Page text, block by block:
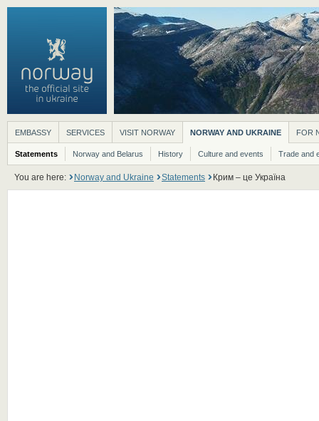
EMBASSY SERVICES VISIT NORWAY NORWAY AND UKRAINE FOR
Statements Norway and Belarus History Culture and events Trade and
You are here: Norway and Ukraine Statements Крим – це Україна